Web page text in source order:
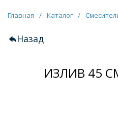
Смесители
Унитазы
Мебель для
Главная / Каталог /
Назад
ИЗЛИВ 45